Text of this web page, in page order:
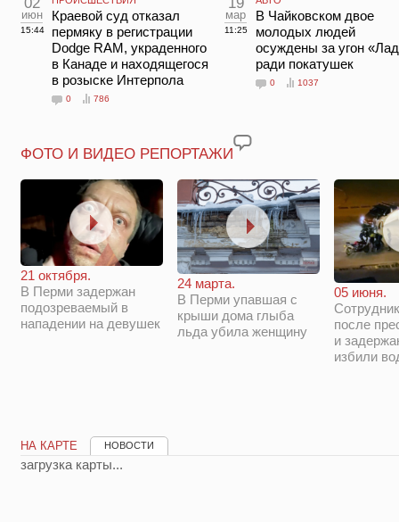
июн
15:44
Краевой суд отказал
пермяку в регистрации
Dodge RAM, украденного
в Канаде и находящегося
в розыске Интерпола
0 786
мар
11:25
В Чайковском двое
молодых людей
осуждены за угон
ради покатушек
0 1037
ФОТО И ВИДЕО РЕПОРТАЖИ
21 октября.
В Перми задержан
подозреваемый в
нападении на девушек
24 марта.
В Перми упавшая с
крыши дома глыба
льда убила женщину
05 июня.
после
и
избили
НА КАРТЕ НОВОСТИ
загрузка карты...